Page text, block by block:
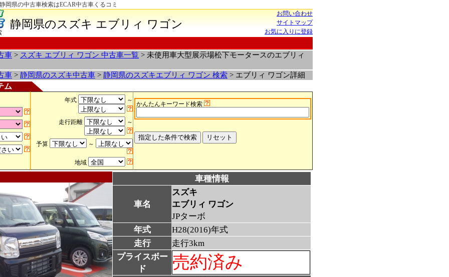
岡県の中古車検索はECAR中古車くるコミ
静岡県のスズキ エブリィ ワゴン
お問い合わせ
サイトマップ
お気に入りに登録
車 > スズキ エブリィ ワゴン 中古車一覧 > 未使用車大型展示場松下モータースのエブリィ
車 > 静岡県のスズキ中古車 > 静岡県のスズキエブリィ ワゴン 検索 > エブリィ ワゴン詳細
ム
年式 ～
走行距離 ～
予算 ～
地域
かんたんキーワード検索
車種情報
車名
スズキ
エブリィ ワゴン
JPターボ
年式
H28(2016)年式
走行
走行3km
プライスボー
ド
売約済み